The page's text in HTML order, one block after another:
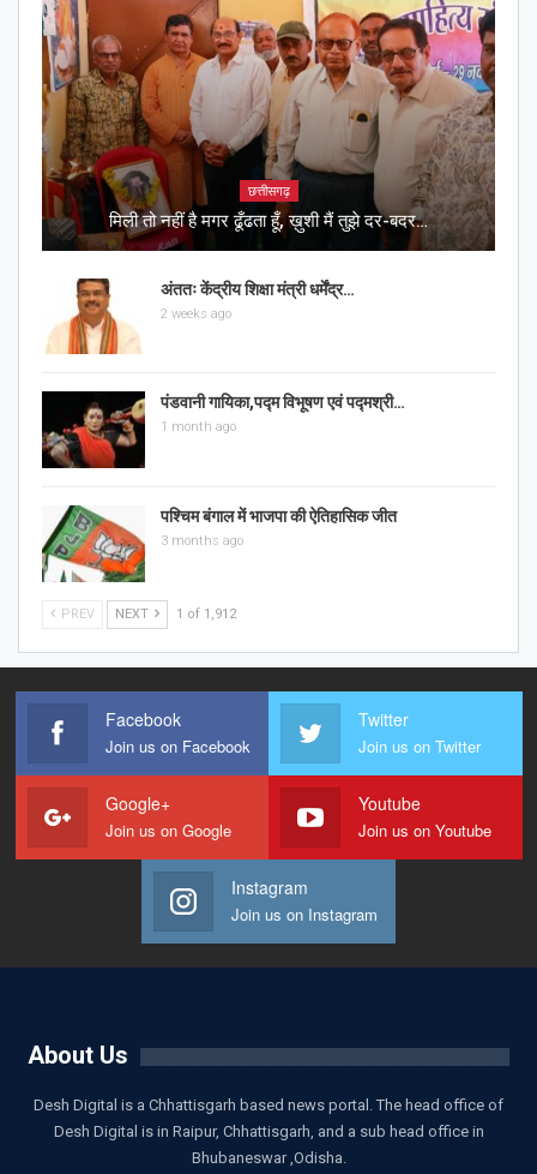
छत्तीसगढ़
मिली तो नहीं है मगर ढूँढता हूँ, ख़ुशी मैं तुझे दर-बदर…
अंततः केंद्रीय शिक्षा मंत्री धर्मेंद्र…
2 weeks ago
पंडवानी गायिका,पद्म विभूषण एवं पद्मश्री…
1 month ago
पश्चिम बंगाल में भाजपा की ऐतिहासिक जीत
3 months ago
PREV NEXT 1 of 1,912
Facebook
Join us on Facebook
Twitter
Join us on Twitter
Google+
Join us on Google
Youtube
Join us on Youtube
Instagram
Join us on Instagram
About Us
Desh Digital is a Chhattisgarh based news portal. The head office of
Desh Digital is in Raipur, Chhattisgarh, and a sub head office in
Bhubaneswar ,Odisha.